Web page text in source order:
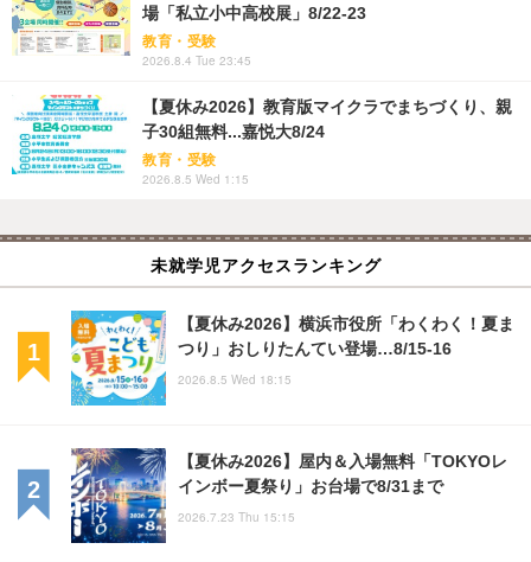
場「私立小中高校展」8/22-23
教育・受験
2026.8.4 Tue 23:45
【夏休み2026】教育版マイクラでまちづくり、親
子30組無料...嘉悦大8/24
教育・受験
2026.8.5 Wed 1:15
未就学児アクセスランキング
【夏休み2026】横浜市役所「わくわく！夏ま
つり」おしりたんてい登場…8/15-16
2026.8.5 Wed 18:15
【夏休み2026】屋内＆入場無料「TOKYOレ
インボー夏祭り」お台場で8/31まで
2026.7.23 Thu 15:15